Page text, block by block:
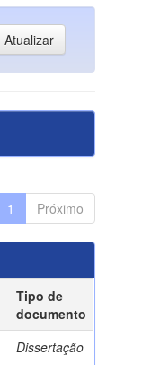
1 Próximo
Tipo de
documento
Dissertação